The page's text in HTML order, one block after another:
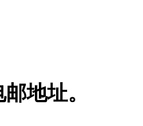
地址。